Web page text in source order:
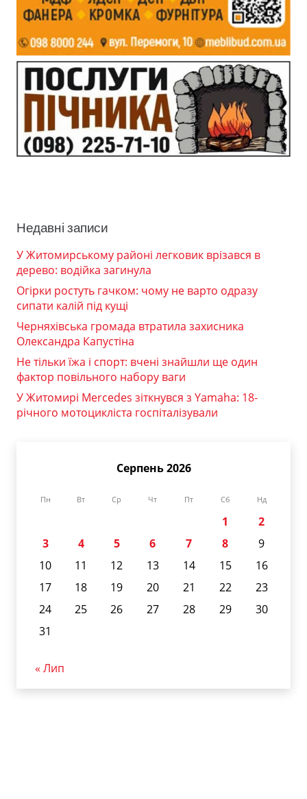
Недавні записи
У Житомирському районі легковик врізався в
дерево: водійка загинула
Огірки ростуть гачком: чому не варто одразу
сипати калій під кущі
Черняхівська громада втратила захисника
Олександра Капустіна
Не тільки їжа і спорт: вчені знайшли ще один
фактор повільного набору ваги
У Житомирі Mercedes зіткнувся з Yamaha: 18-
річного мотоцикліста госпіталізували
Серпень 2026
Пн Вт Ср Чт Пт Сб Нд
1
2
3
4 5 6 7 8
9
10
11 12 13 14 15
16
17
18 19 20 21 22
23
24
25 26 27 28 29
30
31
« Лип